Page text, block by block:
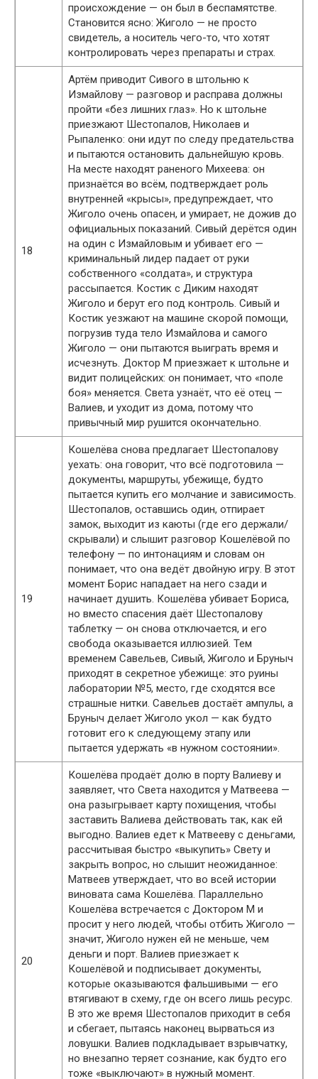
происхождение — он был в беспамятстве.
Становится ясно: Жиголо — не просто
свидетель, а носитель чего-то, что хотят
контролировать через препараты и страх.
18
Артём приводит Сивого в штольню к
Измайлову — разговор и расправа должны
пройти «без лишних глаз». Но к штольне
приезжают Шестопалов, Николаев и
Рыпаленко: они идут по следу предательства
и пытаются остановить дальнейшую кровь.
На месте находят раненого Михеева: он
признаётся во всём, подтверждает роль
внутренней «крысы», предупреждает, что
Жиголо очень опасен, и умирает, не дожив до
официальных показаний. Сивый дерётся один
на один с Измайловым и убивает его —
криминальный лидер падает от руки
собственного «солдата», и структура
рассыпается. Костик с Диким находят
Жиголо и берут его под контроль. Сивый и
Костик уезжают на машине скорой помощи,
погрузив туда тело Измайлова и самого
Жиголо — они пытаются выиграть время и
исчезнуть. Доктор М приезжает к штольне и
видит полицейских: он понимает, что «поле
боя» меняется. Света узнаёт, что её отец —
Валиев, и уходит из дома, потому что
привычный мир рушится окончательно.
19
Кошелёва снова предлагает Шестопалову
уехать: она говорит, что всё подготовила —
документы, маршруты, убежище, будто
пытается купить его молчание и зависимость.
Шестопалов, оставшись один, отпирает
замок, выходит из каюты (где его держали/
скрывали) и слышит разговор Кошелёвой по
телефону — по интонациям и словам он
понимает, что она ведёт двойную игру. В этот
момент Борис нападает на него сзади и
начинает душить. Кошелёва убивает Бориса,
но вместо спасения даёт Шестопалову
таблетку — он снова отключается, и его
свобода оказывается иллюзией. Тем
временем Савельев, Сивый, Жиголо и Бруныч
приходят в секретное убежище: это руины
лаборатории №5, место, где сходятся все
страшные нитки. Савельев достаёт ампулы, а
Бруныч делает Жиголо укол — как будто
готовит его к следующему этапу или
пытается удержать «в нужном состоянии».
20
Кошелёва продаёт долю в порту Валиеву и
заявляет, что Света находится у Матвеева —
она разыгрывает карту похищения, чтобы
заставить Валиева действовать так, как ей
выгодно. Валиев едет к Матвееву с деньгами,
рассчитывая быстро «выкупить» Свету и
закрыть вопрос, но слышит неожиданное:
Матвеев утверждает, что во всей истории
виновата сама Кошелёва. Параллельно
Кошелёва встречается с Доктором М и
просит у него людей, чтобы отбить Жиголо —
значит, Жиголо нужен ей не меньше, чем
деньги и порт. Валиев приезжает к
Кошелёвой и подписывает документы,
которые оказываются фальшивыми — его
втягивают в схему, где он всего лишь ресурс.
В это же время Шестопалов приходит в себя
и сбегает, пытаясь наконец вырваться из
ловушки. Валиев подкладывает взрывчатку,
но внезапно теряет сознание, как будто его
тоже «выключают» в нужный момент.